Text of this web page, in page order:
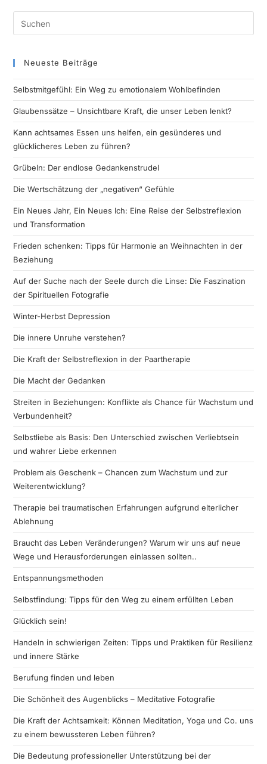
Neueste Beiträge
Selbstmitgefühl: Ein Weg zu emotionalem Wohlbefinden
Glaubenssätze – Unsichtbare Kraft, die unser Leben lenkt?
Kann achtsames Essen uns helfen, ein gesünderes und
glücklicheres Leben zu führen?
Grübeln: Der endlose Gedankenstrudel
Die Wertschätzung der „negativen“ Gefühle
Ein Neues Jahr, Ein Neues Ich: Eine Reise der Selbstreflexion
und Transformation
Frieden schenken: Tipps für Harmonie an Weihnachten in der
Beziehung
Auf der Suche nach der Seele durch die Linse: Die Faszination
der Spirituellen Fotografie
Winter-Herbst Depression
Die innere Unruhe verstehen?
Die Kraft der Selbstreflexion in der Paartherapie
Die Macht der Gedanken
Streiten in Beziehungen: Konflikte als Chance für Wachstum und
Verbundenheit?
Selbstliebe als Basis: Den Unterschied zwischen Verliebtsein
und wahrer Liebe erkennen
Problem als Geschenk – Chancen zum Wachstum und zur
Weiterentwicklung?
Therapie bei traumatischen Erfahrungen aufgrund elterlicher
Ablehnung
Braucht das Leben Veränderungen? Warum wir uns auf neue
Wege und Herausforderungen einlassen sollten..
Entspannungsmethoden
Selbstfindung: Tipps für den Weg zu einem erfüllten Leben
Glücklich sein!
Handeln in schwierigen Zeiten: Tipps und Praktiken für Resilienz
und innere Stärke
Berufung finden und leben
Die Schönheit des Augenblicks – Meditative Fotografie
Die Kraft der Achtsamkeit: Können Meditation, Yoga und Co. uns
zu einem bewussteren Leben führen?
Die Bedeutung professioneller Unterstützung bei der